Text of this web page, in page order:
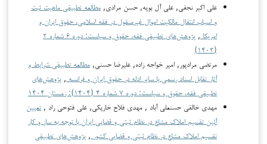
علی اکبر نجفی, علی آل بویه, حسن مرادی, مطالعه تطبیقی ماهیت ثبت
و اسباب انتقال مالکیت اموال غیرمنقول در فقه اسلامی، حقوق ایران و
امریکا ,
پژوهش‌های تطبیقی فقه، حقوق و سیاست: دوره ۶ شماره ۲
(۱۴۰۳)
مرتضی مرادپور, امیر خواجه زاده, علیرضا حسنی, مطالعه تطبیقی شرایط و
آثار تقابل اسناد رسمی با سایر ادله در حقوق ایران و فرانسه , پژوهش‌های
تطبیقی فقه، حقوق و سیاست: دوره ۷ شماره ۴ (۱۴۰۴): زمستان ۱۴۰۴
مهدی خالقی حسنعلی آباد , مهدی فلاح خاریکی, علی فتوحی راد , تعیین‌
آئین‌ تقسیم‌ املاك مشاع در نظام ثبتی‌ و قضایی‌ ایران با توجه‌ به‌ ساز و کار
تقسیم‌ املاك مشاع در نظام ثبتی‌ و قضایی‌ کشور , پژوهش‌های تطبیقی